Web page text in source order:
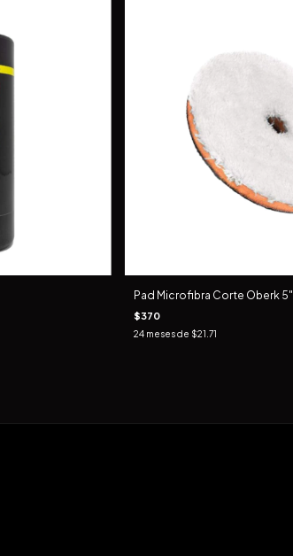
Pad Microfibra Corte Oberk 5"
$370
24 meses de $21.71